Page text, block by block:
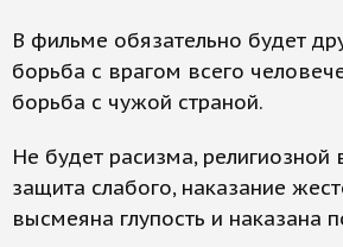
В фильме обязательно будет
борьба с врагом всего
борьба с чужой страной.
Не будет расизма,
защита слабого, наказание
высмеяна глупость и наказана